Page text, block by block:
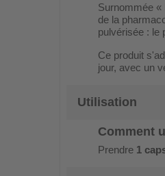
Surnommée «
de la
pulvérisée : le
Ce produit
jour, avec un
Utilisation
Comment
Prendre 1